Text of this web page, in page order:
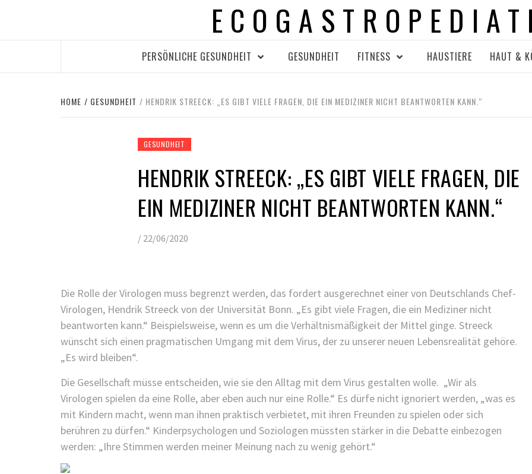
PERSÖNLICHE GESUNDHEIT GESUNDHEIT FITNESS HAUSTIERE HAUT &
HOME GESUNDHEIT HENDRIK STREECK: „ES GIBT VIELE FRAGEN, DIE EIN MEDIZINER NICHT BEANTWORTEN KANN.“
GESUNDHEIT
HENDRIK STREECK: „ES GIBT VIELE FRAGEN, DIE
EIN MEDIZINER NICHT BEANTWORTEN KANN.“
/ 22/06/2020
Die Rolle der Virologen muss begrenzt werden, das fordert ausgerechnet einer von Deutschlands Chef-
Virologen, Hendrik Streeck von der Universität Bonn. „Es gibt viele Fragen, die ein Mediziner nicht
beantworten kann.“ Beispielsweise, wenn es um die Verhältnismäßigkeit der Mittel ginge. Streeck
wünscht sich einen pragmatischen Umgang mit dem Virus, der zu unserer neuen Lebensrealität gehöre.
„Es wird bleiben“.
Die Gesellschaft müsse entscheiden, wie sie den Alltag mit dem Virus gestalten wolle. „Wir als
Virologen spielen da eine Rolle, aber eben auch nur eine Rolle.“ Es dürfe nicht ignoriert werden, „was es
mit Kindern macht, wenn man ihnen praktisch verbietet, mit ihren Freunden zu spielen oder sich
berühren zu dürfen.“ Kinderpsychologen und Soziologen müssten stärker in die Debatte einbezogen
werden: „Ihre Stimmen werden meiner Meinung nach zu wenig gehört.“
NICHT FRUSTRIEREND, DASS ALLES
SO LANGE DAUERT?
25/11/2021